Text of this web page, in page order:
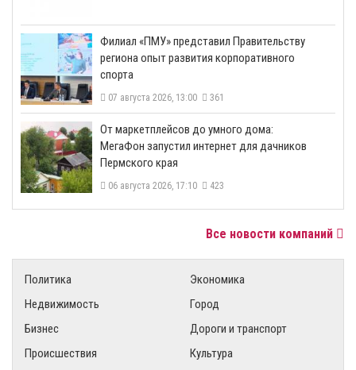
​Филиал «ПМУ» представил Правительству
региона опыт развития корпоративного
спорта
07 августа 2026, 13:00 361
От маркетплейсов до умного дома:
МегаФон запустил интернет для дачников
Пермского края
06 августа 2026, 17:10 423
Все новости компаний
Политика
Экономика
Недвижимость
Город
Бизнес
Дороги и транспорт
Происшествия
Культура